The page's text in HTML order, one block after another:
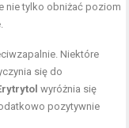
nie tylko obniżać poziom
Niektóre
się do
wyróżnia się
pozytywnie